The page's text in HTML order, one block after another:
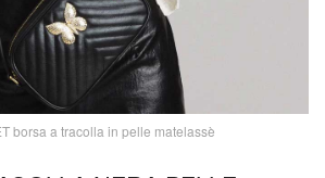
borsa a tracolla in pelle matelassè